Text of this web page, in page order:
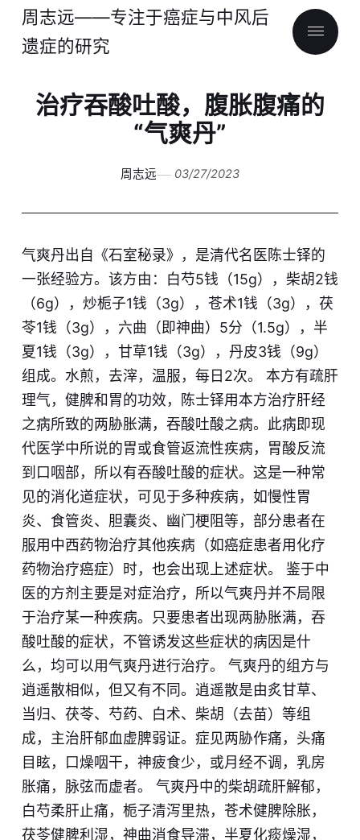
周志远——专注于癌症与中风后
遗症的研究
治疗吞酸吐酸，腹胀腹痛的
“气爽丹”
周志远 03/27/2023
气爽丹出自《石室秘录》，是清代名医陈士铎的
一张经验方。该方由：白芍5钱（15g），柴胡2钱
（6g），炒栀子1钱（3g），苍术1钱（3g），茯
苓1钱（3g），六曲（即神曲）5分（1.5g），半
夏1钱（3g），甘草1钱（3g），丹皮3钱（9g）
组成。水煎，去滓，温服，每日2次。 本方有疏肝
理气，健脾和胃的功效，陈士铎用本方治疗肝经
之病所致的两胁胀满，吞酸吐酸之病。此病即现
代医学中所说的胃或食管返流性疾病，胃酸反流
到口咽部，所以有吞酸吐酸的症状。这是一种常
见的消化道症状，可见于多种疾病，如慢性胃
炎、食管炎、胆囊炎、幽门梗阻等，部分患者在
服用中西药物治疗其他疾病（如癌症患者用化疗
药物治疗癌症）时，也会出现上述症状。 鉴于中
医的方剂主要是对症治疗，所以气爽丹并不局限
于治疗某一种疾病。只要患者出现两胁胀满，吞
酸吐酸的症状，不管诱发这些症状的病因是什
么，均可以用气爽丹进行治疗。 气爽丹的组方与
逍遥散相似，但又有不同。逍遥散是由炙甘草、
当归、茯苓、芍药、白术、柴胡（去苗）等组
成，主治肝郁血虚脾弱证。症见两胁作痛，头痛
目眩，口燥咽干，神疲食少，或月经不调，乳房
胀痛，脉弦而虚者。 气爽丹中的柴胡疏肝解郁，
白芍柔肝止痛，栀子清泻里热，苍术健脾除胀，
茯苓健脾利湿，神曲消食导滞，半夏化痰燥湿，